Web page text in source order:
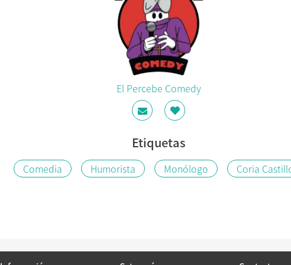
El Percebe Comedy
Etiquetas
Comedia Humorista Monólogo Coria